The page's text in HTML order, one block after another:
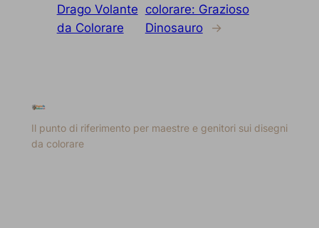
Drago Volante
da Colorare
colorare: Grazioso
Dinosauro
→
Il punto di riferimento per maestre e genitori sui disegni
da colorare